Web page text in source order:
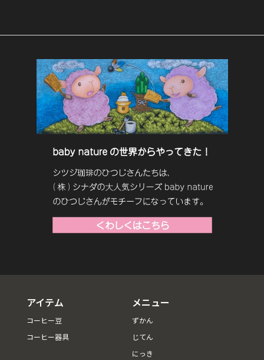
アイテム
コーヒー豆
コーヒー器具
メニュー
ずかん
じてん
にっき